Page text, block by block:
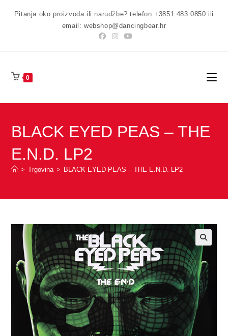
Pitanja oko proizvoda ili narudžbe? telefon +3851 483 0850 ili
email: webshop@dancingbear.hr
0
BLACK EYED PEAS – THE
E.N.D. LP2
> Trgovina > BLACK EYED PEAS – THE E.N.D. LP2